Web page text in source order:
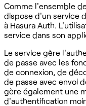
Comme l'ensemble
dispose d'un service
à Hasura Auth.
service dans son
Le service gère
de passe avec les
de connexion, de
de passe avec envoi
gère également une
d'authentification